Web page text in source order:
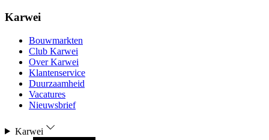
Karwei
Bouwmarkten
Club Karwei
Over Karwei
Klantenservice
Duurzaamheid
Vacatures
Nieuwsbrief
Karwei